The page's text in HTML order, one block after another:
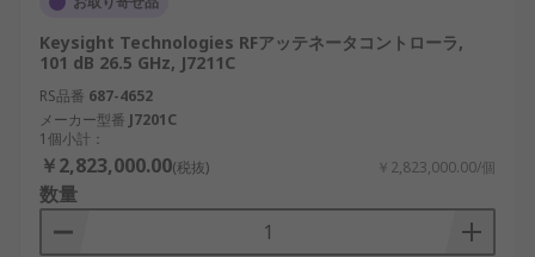
RSオンラインでは幅広いラインアップからRFアッテ
ネータコントローラ製品がご購入いただけます。RF
アッテネータコントローラの検索結果からさらに絞
り込みを行い、アルファベット順、価格順、メーカ
ーや在庫状況別に分類。売れ筋商品からニッチなも
のまで、素早く、簡単に見つかります。
Keysight Technologies RFアッテネータコントローラ,
101 dB 26.5 GHz, J7211C
RS品番 687-4652
メーカー型番 J7201C
1個小計：
￥2,823,000.00(税抜) ￥2,823,000.00/個
数量